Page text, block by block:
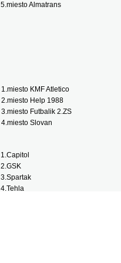
5.miesto Almatrans
1.miesto KMF Atletico
2.miesto Help 1988
3.miesto Futbalik 2.ZS
4.miesto Slovan
1.Capitol
2.GSK
3.Spartak
4.Tehla